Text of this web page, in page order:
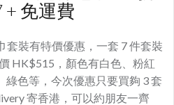
+ 免運費
套裝有特價優惠，一套 7 件套裝
HK$515，顏色有白色、粉紅
色等，今次優惠只要買夠 3 套
寄香港，可以約朋友一齊